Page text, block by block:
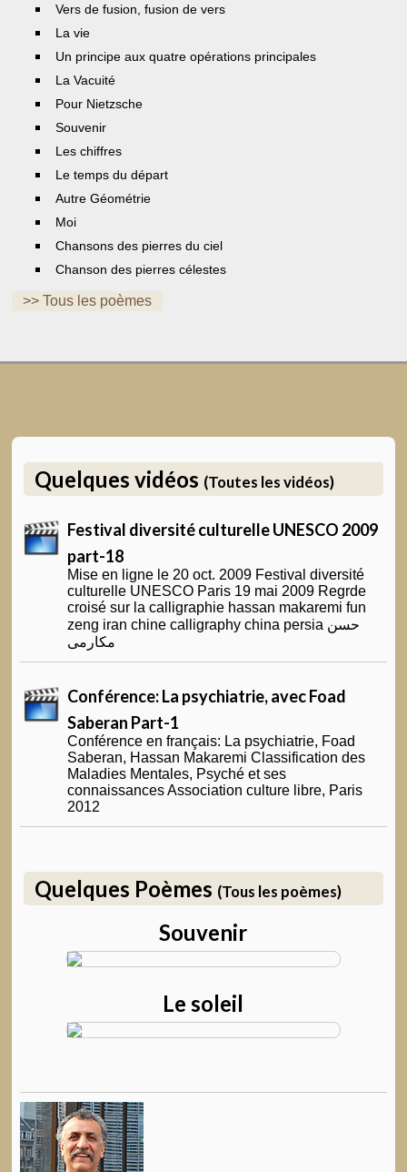
Vers de fusion, fusion de vers
La vie
Un principe aux quatre opérations principales
La Vacuité
Pour Nietzsche
Souvenir
Les chiffres
Le temps du départ
Autre Géométrie
Moi
Chansons des pierres du ciel
Chanson des pierres célestes
>> Tous les poèmes
Quelques vidéos (Toutes les vidéos)
Festival diversité culturelle UNESCO 2009
part-18
Mise en ligne le 20 oct. 2009 Festival diversité
culturelle UNESCO Paris 19 mai 2009 Regrde
croisé sur la calligraphie hassan makaremi fun
zeng iran chine calligraphy china persia حسن
مکارمی
Conférence: La psychiatrie, avec Foad
Saberan Part-1
Conférence en français: La psychiatrie, Foad
Saberan, Hassan Makaremi Classification des
Maladies Mentales, Psyché et ses
connaissances Association culture libre, Paris
2012
Quelques Poèmes (Tous les poèmes)
Souvenir
Le soleil